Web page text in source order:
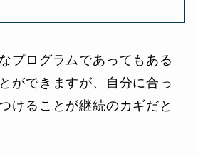
プログラムであってもある
ができますが、自分に合っ
けることが継続のカギだと